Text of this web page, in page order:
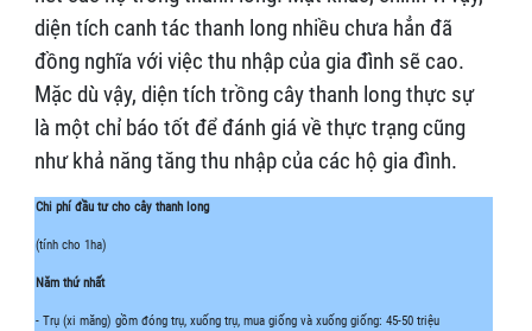
diện tích canh tác thanh long nhiều chưa hẳn đã
đồng nghĩa với việc thu nhập của gia đình sẽ cao.
Mặc dù vậy, diện tích trồng cây thanh long thực sự
là một chỉ báo tốt để đánh giá về thực trạng cũng
như khả năng tăng thu nhập của các hộ gia đình.
Chi phí đầu tư cho cây thanh long
(tính cho 1ha)
Năm thứ nhất
- Trụ (xi măng) gồm đóng trụ, xuống trụ, mua giống và xuống giống: 45-50 triệu